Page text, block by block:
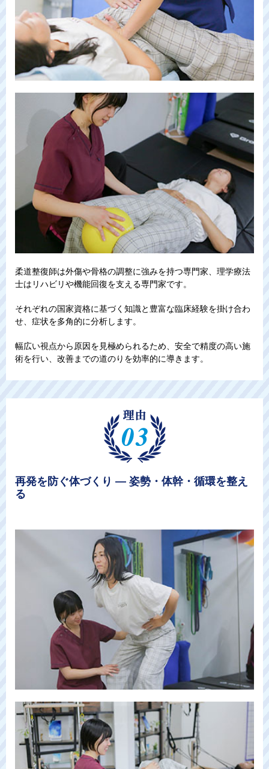
柔道整復師は外傷や骨格の調整に強みを持つ専門家、理学療法
士はリハビリや機能回復を支える専門家です。
それぞれの国家資格に基づく知識と豊富な臨床経験を掛け合わ
せ、症状を多角的に分析します。
幅広い視点から原因を見極められるため、安全で精度の高い施
術を行い、改善までの道のりを効率的に導きます。
再発を防ぐ体づくり ― 姿勢・体幹・循環を整え
る